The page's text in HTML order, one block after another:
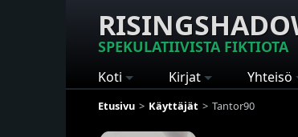
SPEKULATIIVISTA FIKTIOTA
Koti Kirjat Yhteisö
Etusivu Käyttäjät Tantor90